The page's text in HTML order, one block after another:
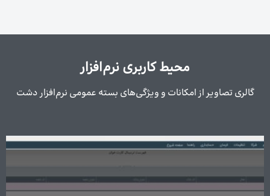
محیط کاربری نرم‌افزار
گالری تصاویر از امکانات و ویژگی‌های بسته عمومی نرم‌افزار دشت